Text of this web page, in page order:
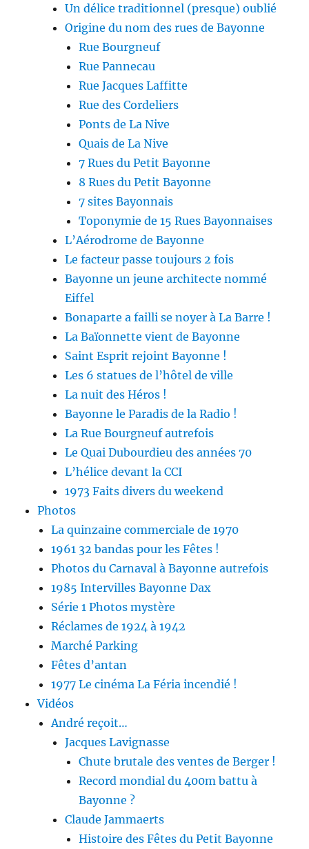
Un délice traditionnel (presque) oublié
Origine du nom des rues de Bayonne
Rue Bourgneuf
Rue Pannecau
Rue Jacques Laffitte
Rue des Cordeliers
Ponts de La Nive
Quais de La Nive
7 Rues du Petit Bayonne
8 Rues du Petit Bayonne
7 sites Bayonnais
Toponymie de 15 Rues Bayonnaises
L’Aérodrome de Bayonne
Le facteur passe toujours 2 fois
Bayonne un jeune architecte nommé
Eiffel
Bonaparte a failli se noyer à La Barre !
La Baïonnette vient de Bayonne
Saint Esprit rejoint Bayonne !
Les 6 statues de l’hôtel de ville
La nuit des Héros !
Bayonne le Paradis de la Radio !
La Rue Bourgneuf autrefois
Le Quai Dubourdieu des années 70
L’hélice devant la CCI
1973 Faits divers du weekend
Photos
La quinzaine commerciale de 1970
1961 32 bandas pour les Fêtes !
Photos du Carnaval à Bayonne autrefois
1985 Intervilles Bayonne Dax
Série 1 Photos mystère
Réclames de 1924 à 1942
Marché Parking
Fêtes d’antan
1977 Le cinéma La Féria incendié !
Vidéos
André reçoit…
Jacques Lavignasse
Chute brutale des ventes de Berger !
Record mondial du 400m battu à
Bayonne ?
Claude Jammaerts
Histoire des Fêtes du Petit Bayonne